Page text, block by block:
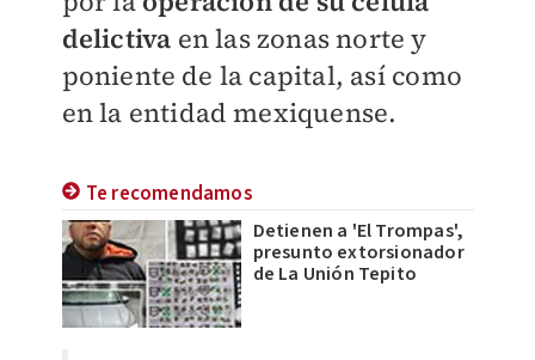
delictiva en las zonas norte y
poniente de la capital, así como
en la entidad mexiquense.
Te recomendamos
Detienen a 'El Trompas',
presunto extorsionador
de La Unión Tepito